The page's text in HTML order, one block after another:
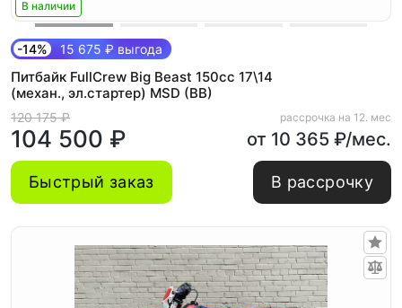
В наличии
-14% 15 675 ₽ выгода
Питбайк FullCrew Big Beast 150cc 17\14
(механ., эл.стартер) MSD (BB)
120 175 ₽
104 500 ₽
рассрочка на 12. мес
от 10 365 ₽/мес.
Быстрый заказ В рассрочку